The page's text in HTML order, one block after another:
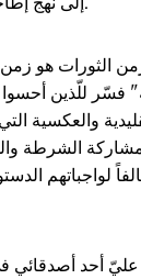
زمن الثورات هو
فسّر للّذين
والعكسية
الشرطة
لواجباتهم
أحد أصدقائي